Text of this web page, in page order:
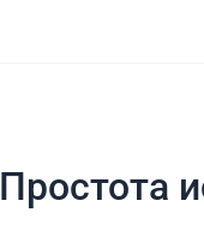
Простота